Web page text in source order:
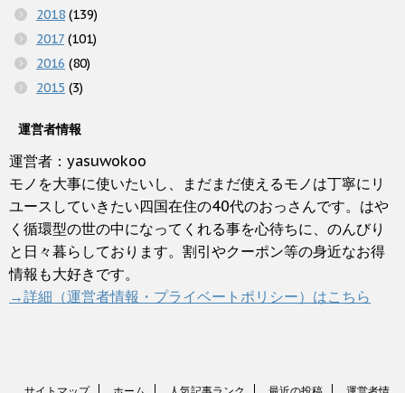
2018 (139)
2017 (101)
2016 (80)
2015 (3)
運営者情報
運営者：yasuwokoo
モノを大事に使いたいし、まだまだ使えるモノは丁寧にリ
ユースしていきたい四国在住の40代のおっさんです。はや
く循環型の世の中になってくれる事を心待ちに、のんびり
と日々暮らしております。割引やクーポン等の身近なお得
情報も大好きです。
→詳細（運営者情報・プライベートポリシー）はこちら